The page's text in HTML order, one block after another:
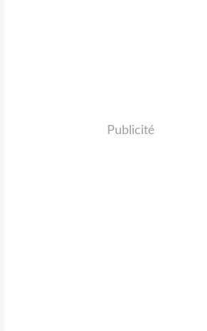
Publicité